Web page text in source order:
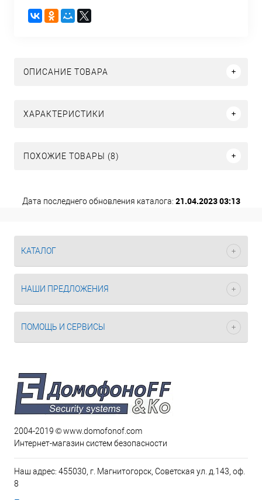
ОПИСАНИЕ ТОВАРА
ХАРАКТЕРИСТИКИ
ПОХОЖИЕ ТОВАРЫ (8)
Дата последнего обновления каталога: 21.04.2023 03:13
КАТАЛОГ
НАШИ ПРЕДЛОЖЕНИЯ
ПОМОЩЬ И СЕРВИСЫ
2004-2019 © www.domofonof.com
Интернет-магазин систем безопасности
Наш адрес: 455030, г. Магнитогорск, Советская ул. д.143, оф.
8